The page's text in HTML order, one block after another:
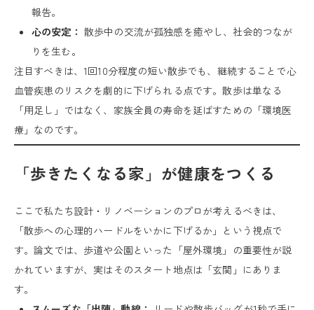
報告。
心の安定： 散歩中の交流が孤独感を癒やし、社会的つなが
りを生む。
注目すべきは、1回10分程度の短い散歩でも、継続することで心
血管疾患のリスクを劇的に下げられる点です。散歩は単なる
「用足し」ではなく、家族全員の寿命を延ばすための「環境医
療」なのです。
「歩きたくなる家」が健康をつくる
ここで私たち設計・リノベーションのプロが考えるべきは、
「散歩への心理的ハードルをいかに下げるか」という視点で
す。論文では、歩道や公園といった「屋外環境」の重要性が説
かれていますが、実はそのスタート地点は「玄関」にありま
す。